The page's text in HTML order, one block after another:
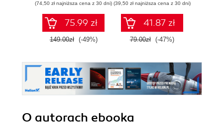
(74,50 zł najniższa cena z 30 dni)
75.99 zł
149.00zł (-49%)
zaawansowany
SQL na potrzeby
praktycznych
zastosowań.
Wydanie IV
(39,50 zł najniższa cena z 30 dni)
41.87 zł
79.00zł (-47%)
O autorach ebooka